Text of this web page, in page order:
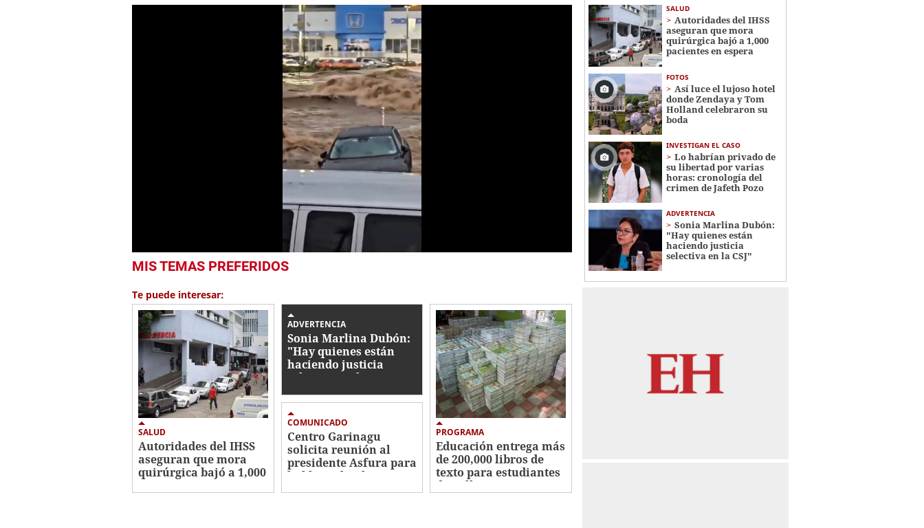
seconds
1
minute,
57
secondsVolume
0%
MIS TEMAS PREFERIDOS
Te puede interesar:
SALUD
Autoridades del IHSS
aseguran que mora
quirúrgica bajó a 1,000
ADVERTENCIA
Sonia Marlina Dubón:
"Hay quienes están
haciendo justicia
selectiva en la CSJ"
COMUNICADO
Centro Garinagu
solicita reunión al
presidente Asfura para
hablar sobre los
territorios garífunas
PROGRAMA
Educación entrega más
de 200,000 libros de
texto para estudiantes
de Valle
SALUD
Autoridades del IHSS
aseguran que mora
quirúrgica bajó a 1,000
pacientes en espera
FOTOS
Así luce el lujoso hotel
donde Zendaya y Tom
Holland celebraron su
boda
INVESTIGAN EL CASO
Lo habrían privado de
su libertad por varias
horas: cronología del
crimen de Jafeth Pozo
ADVERTENCIA
Sonia Marlina Dubón:
"Hay quienes están
haciendo justicia
selectiva en la CSJ"